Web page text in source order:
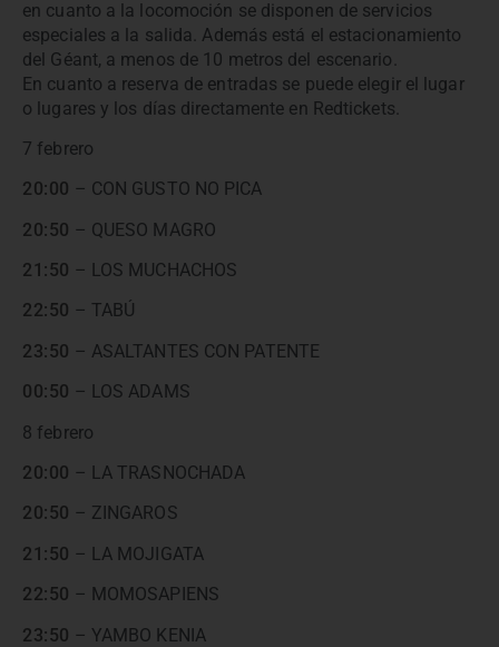
en cuanto a la locomoción se disponen de servicios
especiales a la salida. Además está el estacionamiento
del Géant, a menos de 10 metros del escenario.
En cuanto a reserva de entradas se puede elegir el lugar
o lugares y los días directamente en Redtickets.
7 febrero
20:00 – CON GUSTO NO PICA
20:50 – QUESO MAGRO
21:50 – LOS MUCHACHOS
22:50 – TABÚ
23:50 – ASALTANTES CON PATENTE
00:50 – LOS ADAMS
8 febrero
20:00 – LA TRASNOCHADA
20:50 – ZINGAROS
21:50 – LA MOJIGATA
22:50 – MOMOSAPIENS
23:50 – YAMBO KENIA